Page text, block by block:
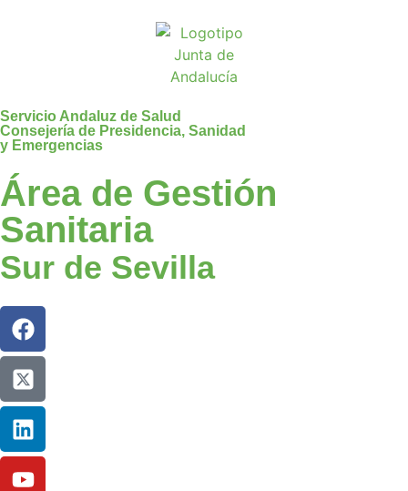
Servicio Andaluz de Salud
Consejería de Presidencia, Sanidad
y Emergencias
Área de Gestión
Sanitaria
Sur de Sevilla